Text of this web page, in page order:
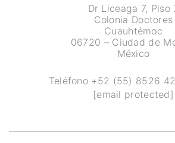
Dr Liceaga 7, Piso
Colonia Doctores
Cuauhtémoc
06720 – Ciudad de
México
Teléfono +52 (55) 8526
[email protected]